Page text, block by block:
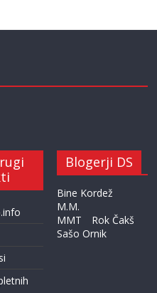
Blogerji DS
Bine Kordež
M.M.
MMT
Rok Čakš
Sašo Ornik